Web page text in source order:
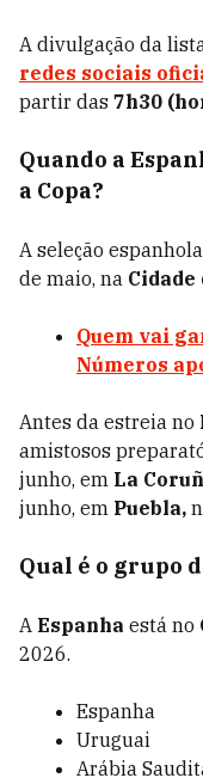
A divulgação da
redes sociais
partir das 7h30
Quando a
a Copa?
A seleção
de maio, na Cidade
Quem vai
Números
Antes da estreia no
amistosos
junho, em La
junho, em Puebla,
Qual é o grupo
A Espanha está no
2026.
Espanha
Uruguai
Arábia